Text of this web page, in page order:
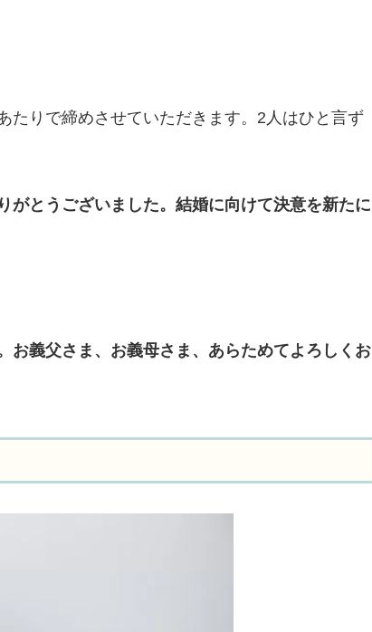
たりで締めさせていただきます。2人はひと言ず
がとうございました。結婚に向けて決意を新たに
お義父さま、お義母さま、あらためてよろしくお